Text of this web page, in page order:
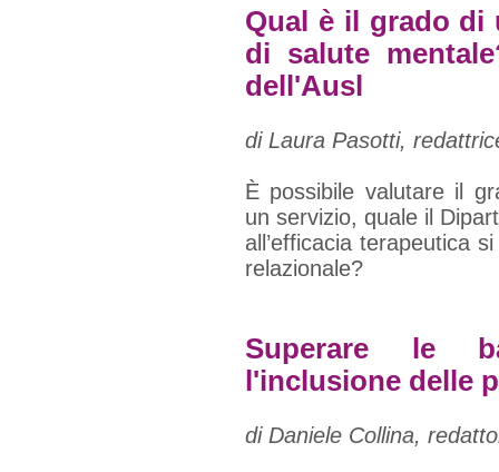
Qual è il grado di
di salute
dell'Ausl
di Laura Pasotti,
È possibile valutare il
un servizio, quale il
all’efficacia terapeutica
relazionale?
Superare le
l'inclusione delle
di Daniele Collina,